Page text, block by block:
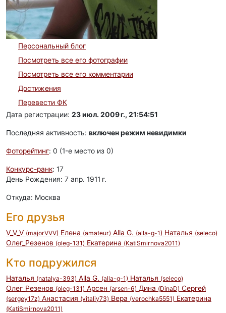
Персональный блог
Посмотреть все его фотографии
Посмотреть все его комментарии
Достижения
Перевести ФК
Дата регистрации: 23 июл. 2009 г., 21:54:51
Последняя активность: включен режим невидимки
Фоторейтинг: 0 (1-e место из 0)
Конкурс-ранк: 17
День Рождения: 7 апр. 1911 г.
Откуда: Москва
Его друзья
V_V_V (majorVVV) Елена (amateur) Alla G. (alla-g-1) Наталья (seleco)
Олег_Резенов (oleg-131) Eкатерина (KatiSmirnova2011)
Кто подружился
Наталья (natalya-393) Alla G. (alla-g-1) Наталья (seleco)
Олег_Резенов (oleg-131) Арсен (arsen-6) Дина (DinaD) Сергей
(sergey17z) Анастасия (vitaliy73) Вера (verochka5551) Eкатерина
(KatiSmirnova2011)